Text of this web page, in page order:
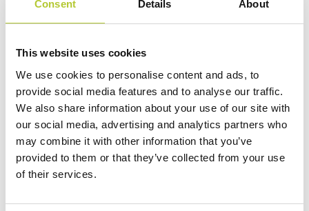
Consent Details About
This website uses cookies
We use cookies to personalise content and ads, to
provide social media features and to analyse our traffic.
We also share information about your use of our site with
our social media, advertising and analytics partners who
may combine it with other information that you’ve
provided to them or that they’ve collected from your use
of their services.
Roma
VIA TRIPOLI 57/61
00199, Roma
Telefono: 0686390437
Altre informazioni